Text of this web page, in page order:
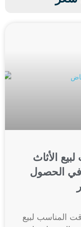
الأثاث
في الحصول
المناسب لبيع